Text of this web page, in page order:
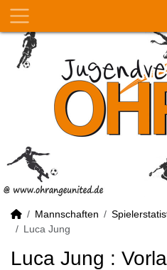
Mannschaften
Luca Jung
Luca Jung :